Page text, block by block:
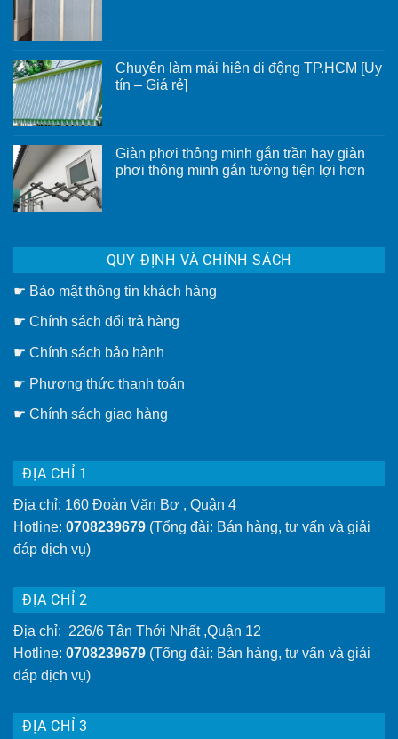
ngăn
rèm
tổ
gì?
Chuyên làm mái hiên di động TP.HCM [Uy
tín – Giá rẻ]
ở
Chuyên
làm
tín
–
Giá
rẻ]
Giàn phơi thông minh gắn trần hay giàn
phơi thông minh gắn tường tiện lợi hơn
Giàn
phơi
thông
gắn
hay
giàn
thông
minh
tường
lợi
hơn
QUY ĐỊNH VÀ CHÍNH SÁCH
☛ Bảo mật thông tin khách hàng
☛ Chính sách đổi trả hàng
☛ Chính sách bảo hành
☛ Phương thức thanh toán
☛ Chính sách giao hàng
ĐỊA CHỈ 1
Địa chỉ: 160 Đoàn Văn Bơ , Quận 4
Hotline: 0708239679 (Tổng đài: Bán hàng, tư vấn và giải
đáp dịch vụ)
ĐỊA CHỈ 2
Địa chỉ: 226/6 Tân Thới Nhất ,Quận 12
Hotline: 0708239679 (Tổng đài: Bán hàng, tư vấn và giải
đáp dịch vụ)
ĐỊA CHỈ 3